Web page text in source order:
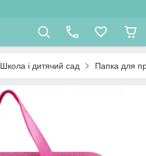
Школа і дитячий сад Папка для